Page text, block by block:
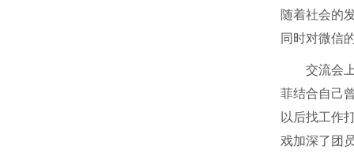
随着社会的
同时对微信
交流会
菲结合自己
以后找工作
戏加深了团